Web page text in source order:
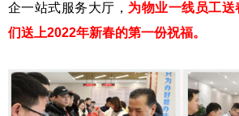
企一站式服务大厅， 为物业一线员工
们送上2022年新春的第一份祝福。